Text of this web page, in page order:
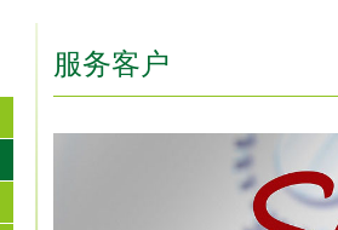
服务客户